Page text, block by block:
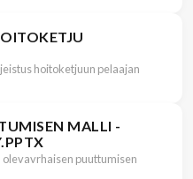
hoitoketjuun pelaajan
MALLI -
olevavrhaisen puuttumisen